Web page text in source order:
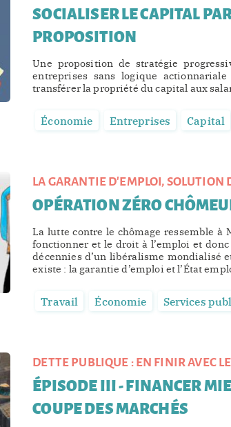
SOCIALISER LE CAPITAL
PROPOSITION
Une proposition de stratégie
entreprises sans logique
transférer la propriété du capital aux
Économie Entreprises Capital
LA GARANTIE D'EMPLOI, SOLUTION
OPÉRATION ZÉRO
La lutte contre le chômage ressemble à
fonctionner et le droit à l’emploi et
décennies d’un libéralisme mondialisé
existe : la garantie d’emploi et l’État
Travail Économie Services
DETTE PUBLIQUE : EN FINIR AVEC
ÉPISODE III - FINANCER
COUPE DES MARCHÉS